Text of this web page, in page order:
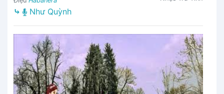
⤷ Như Quỳnh